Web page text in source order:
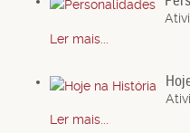
Ler mais...
Ler mais...